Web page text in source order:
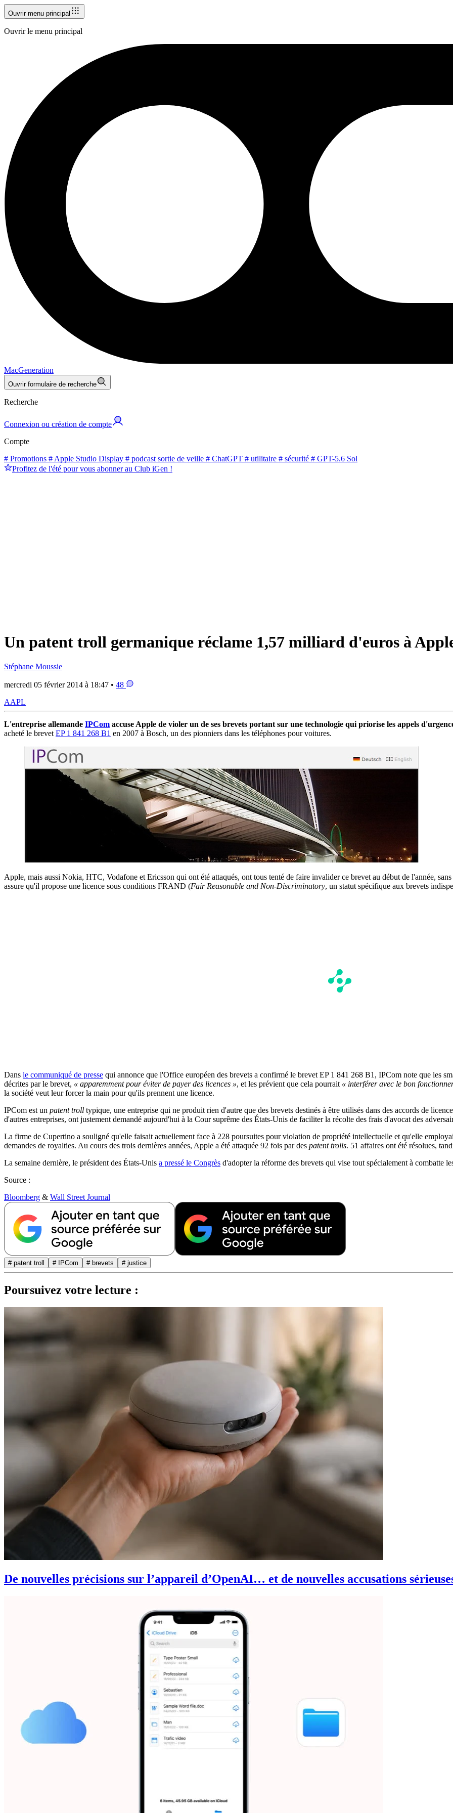
Ouvrir menu principal
Ouvrir le menu principal
MacGeneration
Ouvrir formulaire de recherche
Recherche
Connexion ou création de compte
Compte
# Promotions # Apple Studio Display # podcast sortie de veille # ChatGPT # utilitaire # sécurité # GPT-5.6 Sol
Profitez de l'été pour vous abonner au Club iGen !
Un patent troll germanique réclame 1,57 milliard d'euros à
Stéphane Moussie
mercredi 05 février 2014 à 18:47 • 48
AAPL
L'entreprise allemande IPCom accuse Apple de violer un de ses brevets portant sur une technologie qui priorise les appels
acheté le brevet EP 1 841 268 B1 en 2007 à Bosch, un des pionniers dans les téléphones pour voitures.
Apple, mais aussi Nokia, HTC, Vodafone et Ericsson qui ont été attaqués, ont tous tenté de faire invalider ce brevet au début de l'année,
assure qu'il propose une licence sous conditions FRAND (Fair Reasonable and Non-Discriminatory, un statut spécifique aux brevets
Dans le communiqué de presse qui annonce que l'Office européen des brevets a confirmé le brevet EP 1 841 268 B1, IPCom note que les
décrites par le brevet, « apparemment pour éviter de payer des licences », et les prévient que cela pourrait « interférer avec le bon
la société veut leur forcer la main pour qu'ils prennent une licence.
IPCom est un patent troll typique, une entreprise qui ne produit rien d'autre que des brevets destinés à être utilisés dans des accords de
d'autres entreprises, ont justement demandé aujourd'hui à la Cour suprême des États-Unis de faciliter la récolte des frais d'avocat des
La firme de Cupertino a souligné qu'elle faisait actuellement face à 228 poursuites pour violation de propriété intellectuelle et qu'elle
demandes de royalties. Au cours des trois dernières années, Apple a été attaquée 92 fois par des patent trolls. 51 affaires ont été résolues,
La semaine dernière, le président des États-Unis a pressé le Congrès d'adopter la réforme des brevets qui vise tout spécialement à combatte
Source :
Bloomberg & Wall Street Journal
# patent troll # IPCom # brevets # justice
Poursuivez votre lecture :
De nouvelles précisions sur l’appareil d’OpenAI… et de nouvelles accusations